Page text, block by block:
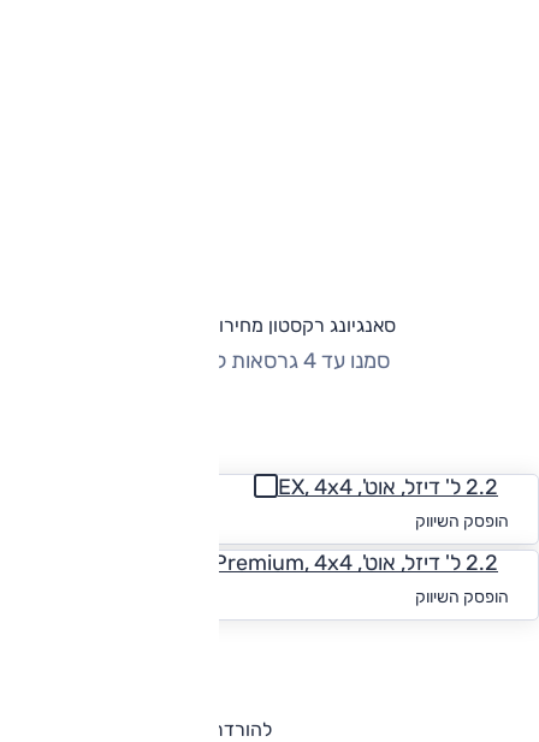
סאנגיונג רקסטון מחירון וגרסאות
סמנו עד 4 גרסאות להשוואה
2.2 ל' דיזל, אוט', EX, 4x4
הופסק השיווק
2.2 ל' דיזל, אוט', Premium, 4x4
הופסק השיווק
להורדת קטלוג סאנגיונג רקסטון